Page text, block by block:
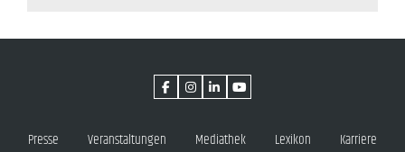
Presse Veranstaltungen Mediathek Lexikon Karriere